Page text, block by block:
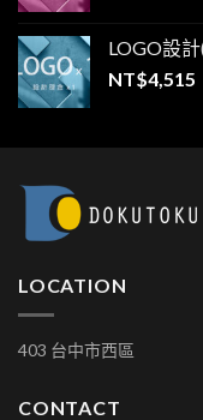
LOGO設
NT$4,515
LOCATION
403 台中市西區
CONTACT